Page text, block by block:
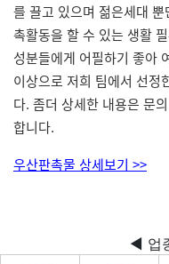
를 끌고 있으며 젊은세대
촉활동을 할 수 있는 생활
성분들에게 어필하기 좋아
이상으로 저희 팀에서 선정
다. 좀더 상세한 내용은 문
합니다.
우산판촉물 상세보기 >>
◀ 업